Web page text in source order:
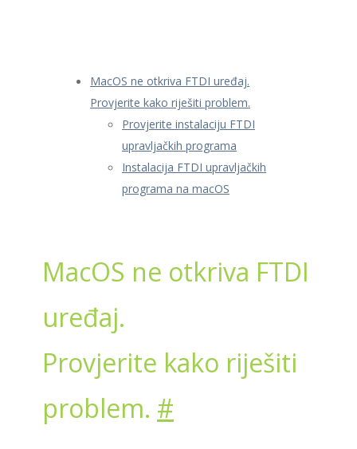
MacOS ne otkriva FTDI uređaj.
Provjerite kako riješiti problem.
Provjerite instalaciju FTDI
upravljačkih programa
Instalacija FTDI upravljačkih
programa na macOS
MacOS ne otkriva FTDI
uređaj.
Provjerite kako riješiti
problem. #